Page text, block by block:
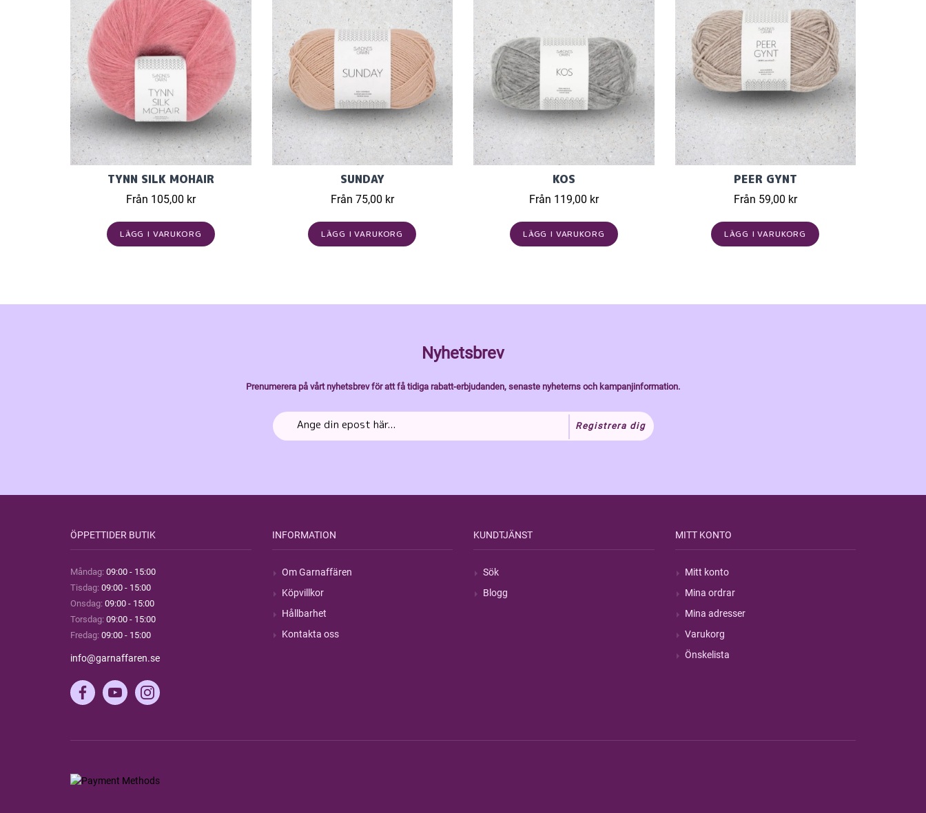
TYNN SILK MOHAIR
Från 105,00 kr
LÄGG I VARUKORG
SUNDAY
Från 75,00 kr
LÄGG I VARUKORG
KOS
Från 119,00 kr
LÄGG I VARUKORG
PEER GYNT
Från 59,00 kr
LÄGG I VARUKORG
Nyhetsbrev
Prenumerera på vårt nyhetsbrev för att få tidiga rabatt-erbjudanden, senaste nyheterns och kampanjinformation.
Registrera dig
ÖPPETTIDER BUTIK
Måndag: 09:00 - 15:00
Tisdag: 09:00 - 15:00
Onsdag: 09:00 - 15:00
Torsdag: 09:00 - 15:00
Fredag: 09:00 - 15:00
info@garnaffaren.se
INFORMATION
Om Garnaffären
Köpvillkor
Hållbarhet
Kontakta oss
KUNDTJÄNST
Sök
Blogg
MITT KONTO
Mitt konto
Mina ordrar
Mina adresser
Varukorg
Önskelista